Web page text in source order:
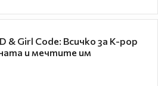
& Girl Code: Всичко за K-pop
и мечтите им